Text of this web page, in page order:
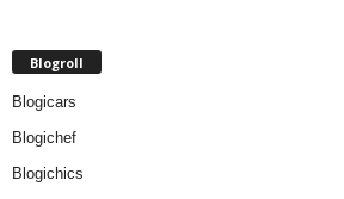
Blogroll
Blogicars
Blogichef
Blogichics